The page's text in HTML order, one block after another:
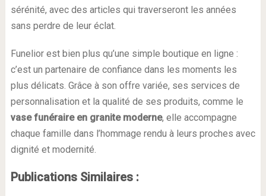
sérénité, avec des articles qui traverseront les années
sans perdre de leur éclat.
Funelior est bien plus qu’une simple boutique en ligne :
c’est un partenaire de confiance dans les moments les
plus délicats. Grâce à son offre variée, ses services de
personnalisation et la qualité de ses produits, comme le
vase funéraire en granite moderne, elle accompagne
chaque famille dans l’hommage rendu à leurs proches avec
dignité et modernité.
Publications Similaires :